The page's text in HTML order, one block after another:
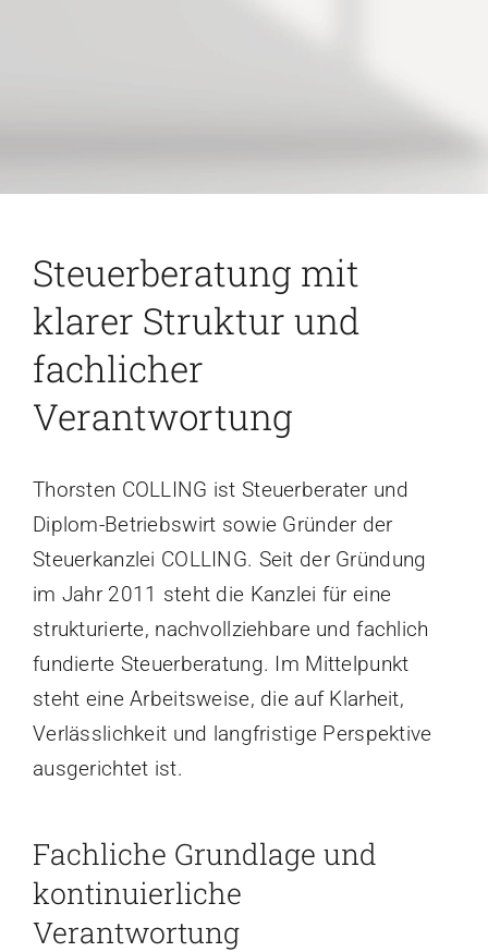
Steuerberatung mit
klarer Struktur und
fachlicher
Verantwortung
Thorsten COLLING ist Steuerberater und
Diplom-Betriebswirt sowie Gründer der
Steuerkanzlei COLLING. Seit der Gründung
im Jahr 2011 steht die Kanzlei für eine
strukturierte, nachvollziehbare und fachlich
fundierte Steuerberatung. Im Mittelpunkt
steht eine Arbeitsweise, die auf Klarheit,
Verlässlichkeit und langfristige Perspektive
ausgerichtet ist.
Fachliche Grundlage und
kontinuierliche
Verantwortung